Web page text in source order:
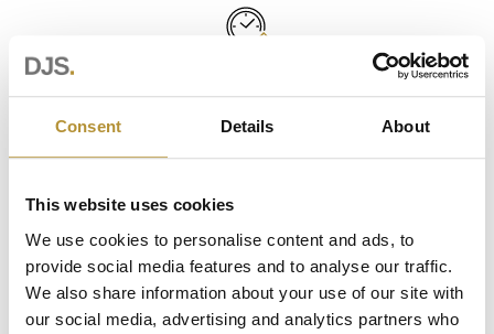
Consent Details About
This website uses cookies
We use cookies to personalise content and ads, to
provide social media features and to analyse our traffic.
We also share information about your use of our site with
our social media, advertising and analytics partners who
poort in slechts één dag plaatsen.
SERVICE EN ONDERHOUD
Voor periodiek onderhoud en service wanneer dat nodig is
staan we paraat.